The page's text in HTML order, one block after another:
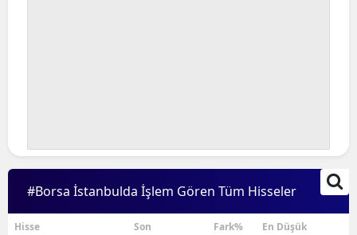
#Borsa İstanbulda İşlem Gören Tüm Hisseler
Hisse Son Fark% En Düşük